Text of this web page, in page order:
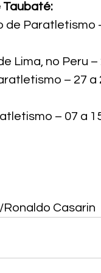
Taubaté:
de Paratletismo
Lima, no Peru
– 27 a
– 07 a
Casarin